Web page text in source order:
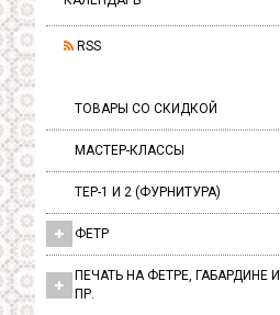
RSS
ТОВАРЫ СО СКИДКОЙ
МАСТЕР-КЛАССЫ
ТЕР-1 И 2 (ФУРНИТУРА)
ФЕТР
ПЕЧАТЬ НА ФЕТРЕ, ГАБАРДИНЕ И
ПР.